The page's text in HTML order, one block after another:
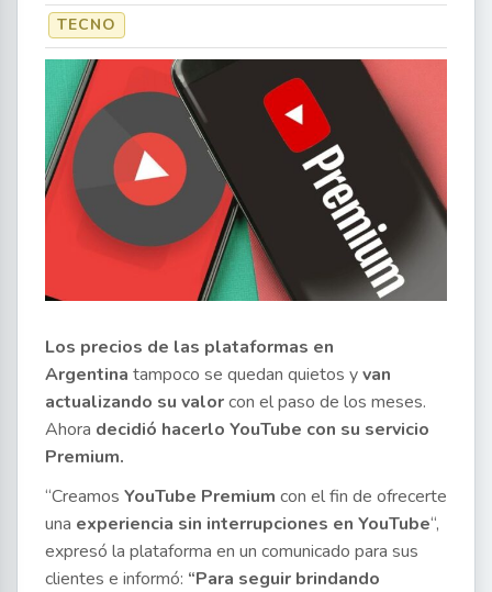
TECNO
Los precios de las plataformas en
Argentina tampoco se quedan quietos yvan
actualizando su valorcon el paso de los meses.
Ahora decidió hacerlo YouTube con su servicio
Premium.
“Creamos YouTube Premium con el fin de ofrecerte
una experiencia sin interrupciones en YouTube“,
expresó la plataforma en un comunicado para sus
clientes e informó: “Para seguir brindando